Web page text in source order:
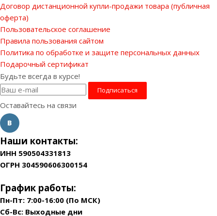
Договор дистанционной купли-продажи товара (публичная
оферта)
Пользовательское соглашение
Правила пользования сайтом
Политика по обработке и защите персональных данных
Подарочный сертификат
Будьте всегда в курсе!
Оставайтесь на связи
Наши контакты:
ИНН 590504331813
ОГРН 304590606300154
График работы:
Пн-Пт: 7:00-16:00 (По МСК)
Сб-Вс: Выходные дни